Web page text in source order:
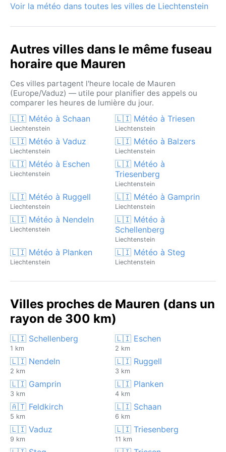
vallée, créant une atmosphère ouatée avant que le
de décembre à mars, transformant Mauren en un
Voir la météo dans toutes les villes de Liechtenstein
Autres villes dans le même fuseau
horaire que Mauren
Ces villes partagent l'heure locale de Mauren
(Europe/Vaduz) — utile pour planifier des appels ou
comparer les heures de lumière du jour.
🇱🇮 Météo à Schaan
Liechtenstein
🇱🇮 Météo à Triesen
Liechtenstein
🇱🇮 Météo à Vaduz
Liechtenstein
🇱🇮 Météo à Balzers
Liechtenstein
🇱🇮 Météo à Eschen
Liechtenstein
🇱🇮 Météo à
Triesenberg
Liechtenstein
🇱🇮 Météo à Ruggell
Liechtenstein
🇱🇮 Météo à Gamprin
Liechtenstein
🇱🇮 Météo à Nendeln
Liechtenstein
🇱🇮 Météo à
Schellenberg
Liechtenstein
🇱🇮 Météo à Planken
Liechtenstein
🇱🇮 Météo à Steg
Liechtenstein
Villes proches de Mauren (dans un
rayon de 300 km)
🇱🇮 Schellenberg
1 km
🇱🇮 Eschen
2 km
🇱🇮 Nendeln
2 km
🇱🇮 Ruggell
3 km
🇱🇮 Gamprin
3 km
🇱🇮 Planken
4 km
🇦🇹 Feldkirch
5 km
🇱🇮 Schaan
6 km
🇱🇮 Vaduz
9 km
🇱🇮 Triesenberg
11 km